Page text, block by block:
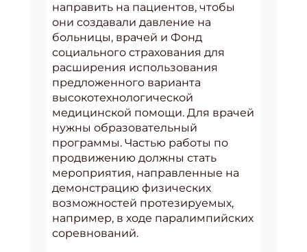
направить на пациентов, чтобы
они создавали давление на
больницы, врачей и Фонд
социального страхования для
расширения использования
предложенного варианта
высокотехнологической
медицинской помощи. Для врачей
нужны образовательный
программы. Частью работы по
продвижению должны стать
мероприятия, направленные на
демонстрацию физических
возможностей протезируемых,
например, в ходе паралимпийских
соревнований.